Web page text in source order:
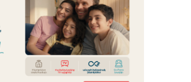
терроризм как начало
власти: пример Гагика
и горькие уроки истории:
около одного месяца назад